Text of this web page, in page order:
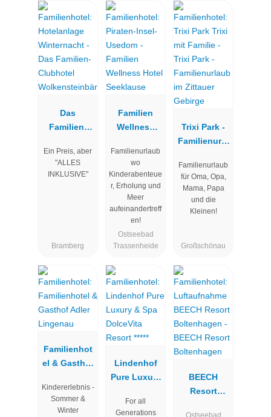
Das
Familien-
Wolkenstein
bär
Ein Preis, aber
"ALLES
INKLUSIVE"
Bramberg
Familien
Wellness
Seeklause
Familienurlaub
wo
Kinderabenteue
r, Erholung und
Meer
aufeinandertreff
en!
Ostseebad
Trassenheide
Trixi Park -
Familienurla
Zittauer
Gebirge
Familienurlaub
für Oma, Opa,
Mama, Papa
und die
Kleinen!
Großschönau
Familienhot
el & Gasthof
Lingenau
Kindererlebnis -
Sommer &
Winter
Lindenhof
Pure Luxury
DolceVita
For all
Generations
BEECH
Resort